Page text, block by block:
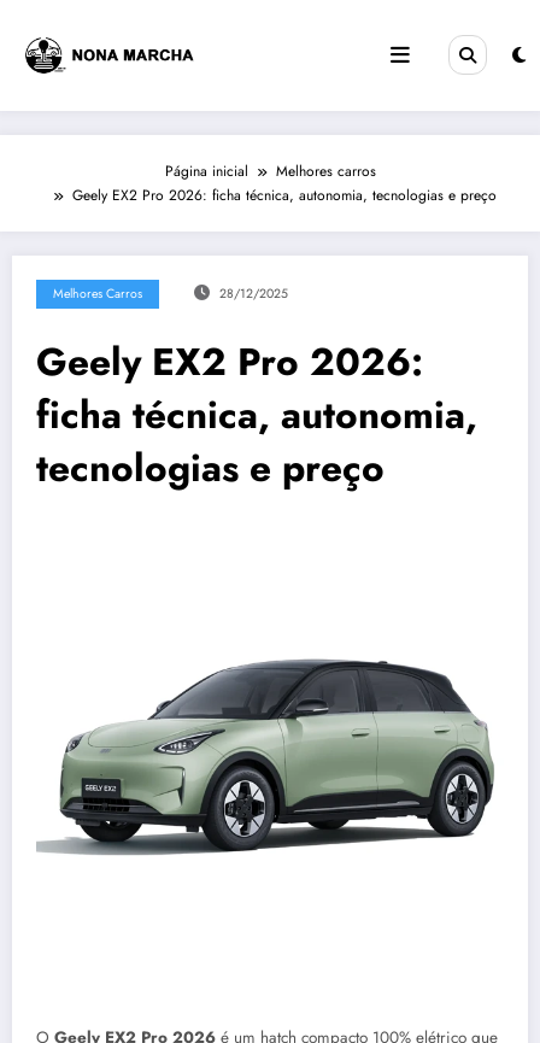
conteúdo
Página inicial
Melhores carros
Geely EX2 Pro 2026: ficha técnica, autonomia, tecnologias e preço
Melhores Carros 28/12/2025
Geely EX2 Pro 2026:
ficha técnica, autonomia,
tecnologias e preço
O Geely EX2 Pro 2026 é um hatch compacto 100% elétrico que